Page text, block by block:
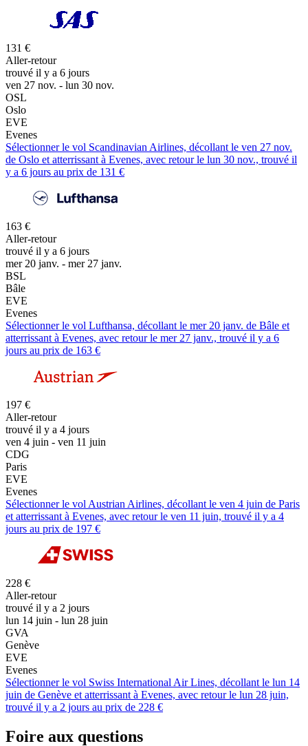
131 €
Aller-retour
trouvé il y a 6 jours
ven 27 nov. - lun 30 nov.
OSL
Oslo
EVE
Evenes
Sélectionner le vol Scandinavian Airlines, décollant le ven 27 nov.
de Oslo et atterrissant à Evenes, avec retour le lun 30 nov., trouvé il
y a 6 jours au prix de 131 €
163 €
Aller-retour
trouvé il y a 6 jours
mer 20 janv. - mer 27 janv.
BSL
Bâle
EVE
Evenes
Sélectionner le vol Lufthansa, décollant le mer 20 janv. de Bâle et
atterrissant à Evenes, avec retour le mer 27 janv., trouvé il y a 6
jours au prix de 163 €
197 €
Aller-retour
trouvé il y a 4 jours
ven 4 juin - ven 11 juin
CDG
Paris
EVE
Evenes
Sélectionner le vol Austrian Airlines, décollant le ven 4 juin de Paris
et atterrissant à Evenes, avec retour le ven 11 juin, trouvé il y a 4
jours au prix de 197 €
228 €
Aller-retour
trouvé il y a 2 jours
lun 14 juin - lun 28 juin
GVA
Genève
EVE
Evenes
Sélectionner le vol Swiss International Air Lines, décollant le lun 14
juin de Genève et atterrissant à Evenes, avec retour le lun 28 juin,
trouvé il y a 2 jours au prix de 228 €
Foire aux questions